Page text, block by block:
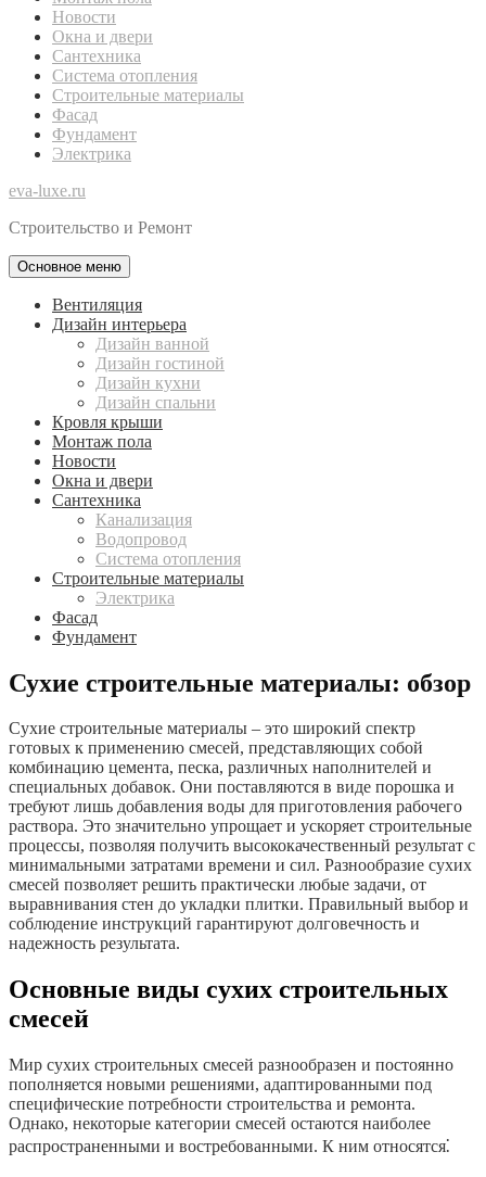
Новости
Окна и двери
Сантехника
Система отопления
Строительные материалы
Фасад
Фундамент
Электрика
eva-luxe.ru
Строительство и Ремонт
Основное меню
Вентиляция
Дизайн интерьера
Дизайн ванной
Дизайн гостиной
Дизайн кухни
Дизайн спальни
Кровля крыши
Монтаж пола
Новости
Окна и двери
Сантехника
Канализация
Водопровод
Система отопления
Строительные материалы
Электрика
Фасад
Фундамент
Сухие строительные материалы: обзор
Сухие строительные материалы – это широкий спектр
готовых к применению смесей, представляющих собой
комбинацию цемента, песка, различных наполнителей и
специальных добавок. Они поставляются в виде порошка и
требуют лишь добавления воды для приготовления рабочего
раствора. Это значительно упрощает и ускоряет строительные
процессы, позволяя получить высококачественный результат с
минимальными затратами времени и сил. Разнообразие сухих
смесей позволяет решить практически любые задачи, от
выравнивания стен до укладки плитки. Правильный выбор и
соблюдение инструкций гарантируют долговечность и
надежность результата.
Основные виды сухих строительных
смесей
Мир сухих строительных смесей разнообразен и постоянно
пополняется новыми решениями, адаптированными под
специфические потребности строительства и ремонта.
Однако, некоторые категории смесей остаются наиболее
распространенными и востребованными. К ним относятся⁚